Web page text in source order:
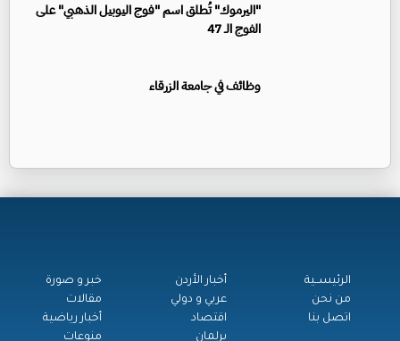
"اليرموك" تُطلق اسم "فوج اليوبيل الذهبي" على
الفوج الـ 47
وظائف في جامعة الزرقاء
الرئيســية
من نحن
اتصل بنا
أخبار الأردن
عربي و دولي
اقتصاد
برلمان
خبر و صورة
مقالات
أخبار رياضية
منوعات